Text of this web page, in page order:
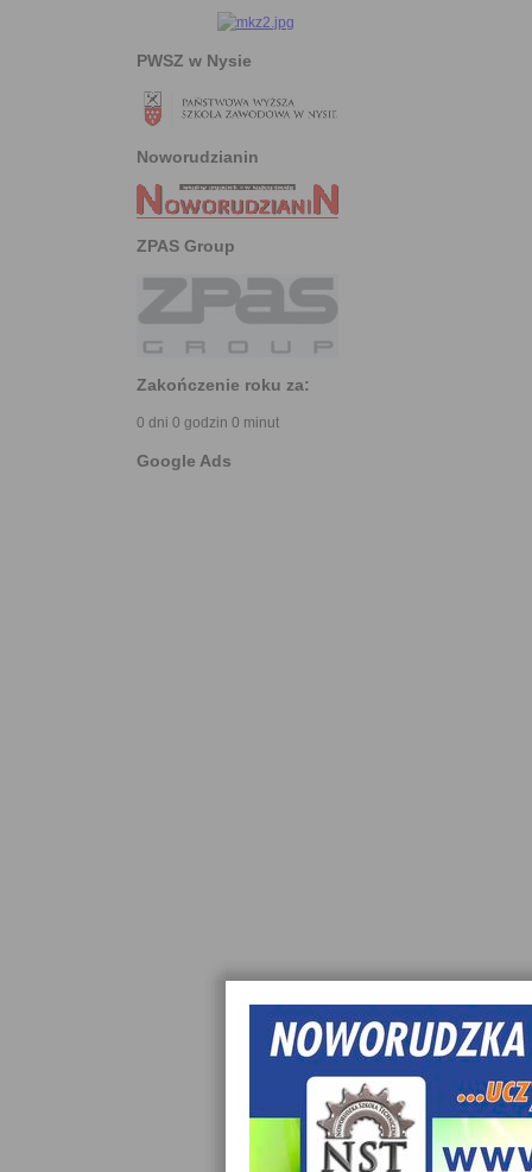
PWSZ w Nysie
Noworudzianin
ZPAS Group
Zakończenie roku za:
0 dni 0 godzin 0 minut
Google Ads